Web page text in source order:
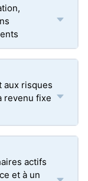
aux risques
revenu fixe
actifs
et à un